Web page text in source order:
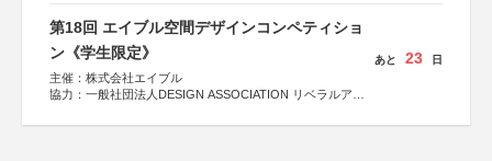
第18回 エイブル空間デザインコンペティショ
ン《学生限定》
主催：株式会社エイブル
協力：一般社団法人DESIGN ASSOCIATION リベラルアー
運営：TOKYO COMPANY株式会社
あと 23 日